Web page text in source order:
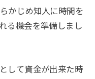
かじめ知人に時間を
る機会を準備しまし
して資金が出来た時